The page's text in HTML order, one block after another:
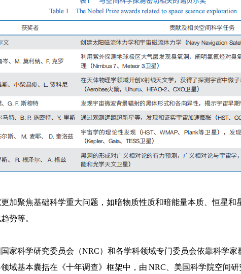
加聚焦基础科学重大问题，如暗物质性质和暗能量本质、恒星
势等。
家科学研究委员会（NRC）和各学科领域专门委员会依靠科学家
域基本囊括在《十年调查》框架中，由 NRC、美国科学院空间